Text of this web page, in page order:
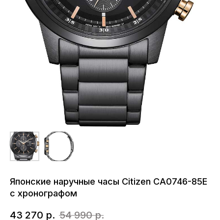
Японские наручные часы Citizen CA0746-85E
с хронографом
43 270 р. 54 990 р.